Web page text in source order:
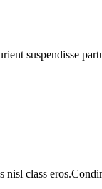
suspendisse
class